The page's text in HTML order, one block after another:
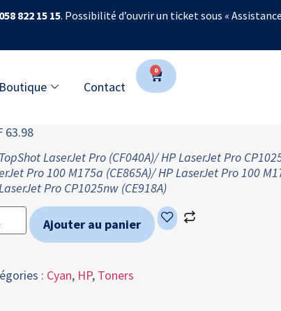
822 15 15. Possibilité d’ouvrir un ticket sous «
Boutique Contact
0
63.98
LaserJet Pro (CF040A)/ HP LaserJet Pro
Pro 100 M175a (CE865A)/ HP LaserJet Pro 100
Pro CP1025nw (CE918A)
Ajouter au panier
: Cyan, HP, Toners